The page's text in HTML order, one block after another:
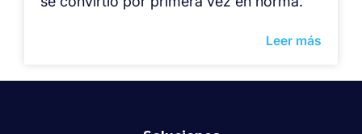
Leer más